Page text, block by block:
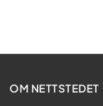
OM NETTSTEDET